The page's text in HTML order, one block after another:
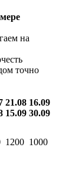
на
точно
21.08
15.09
16.09
30.09
1200 1000